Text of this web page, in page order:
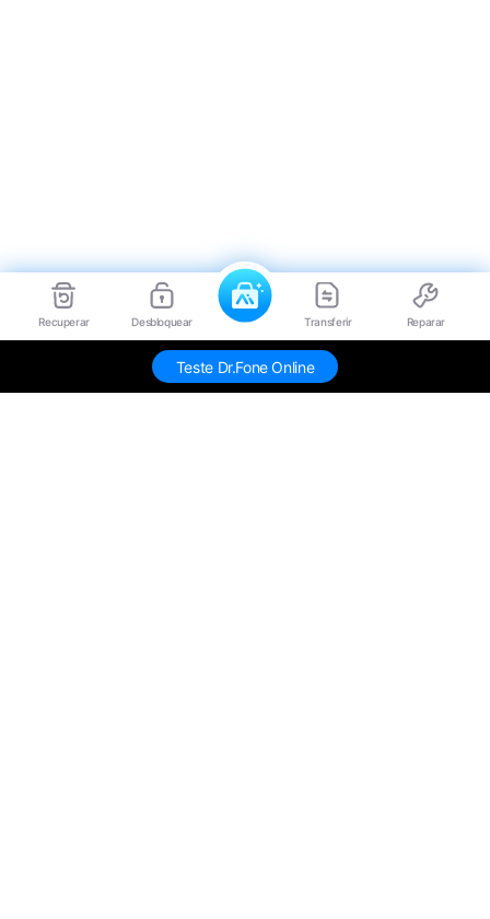
Recuperar Desbloquear Transferir Reparar
Teste Dr.Fone Online